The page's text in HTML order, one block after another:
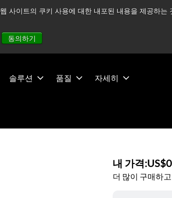
이트의 쿠키 사용에 대한 내포된 내용을 제공하
동의하기
든 서비스는 정상적으로 운영되고 있습니다.
솔루션 품질 자세히
내 가격:
더 많이 구매하